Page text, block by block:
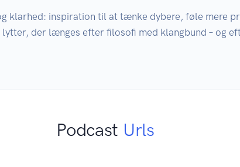
klarhed: inspiration til at tænke dybere, føle mere
lytter, der længes efter filosofi med klangbund – og
Podcast Urls